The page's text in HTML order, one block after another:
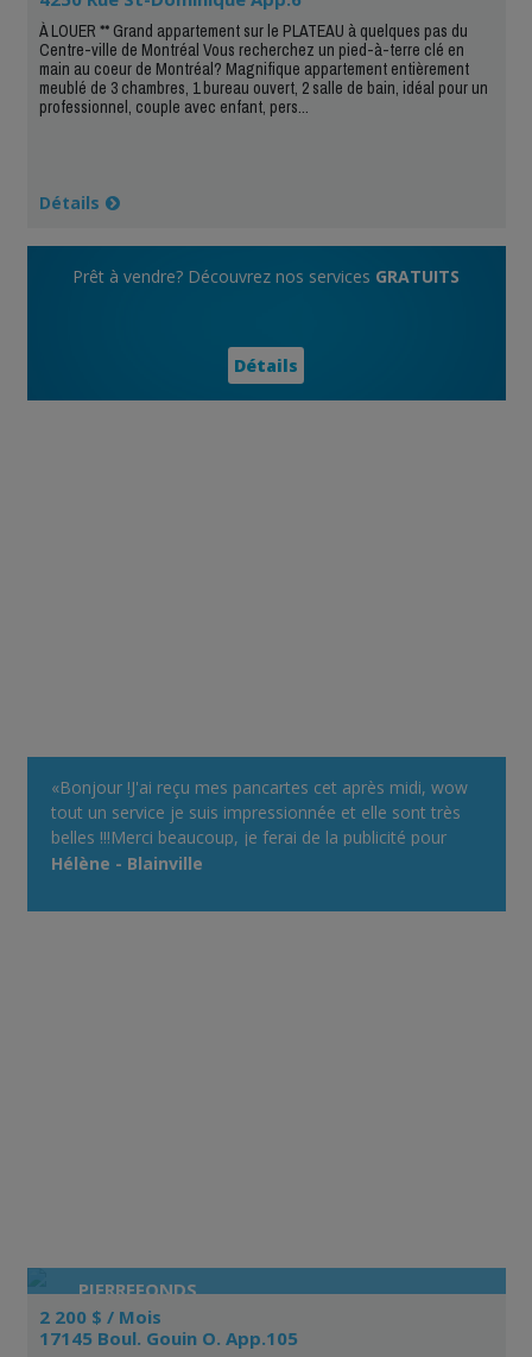
À LOUER ** Grand appartement sur le PLATEAU à quelques pas du
Centre-ville de Montréal Vous recherchez un pied-à-terre clé en
main au coeur de Montréal? Magnifique appartement entièrement
meublé de 3 chambres, 1 bureau ouvert, 2 salle de bain, idéal pour un
professionnel, couple avec enfant, pers...
Détails
Prêt à vendre? Découvrez nos services GRATUITS
Détails
«Bonjour !J'ai reçu mes pancartes cet après midi, wow
tout un service je suis impressionnée et elle sont très
belles !!!Merci beaucoup, je ferai de la publicité pour
votre site devant mon chalet, avec plaisir !Bonne
Hélène - Blainville
PIERREFONDS
2 200 $ / Mois
17145 Boul. Gouin O. App.105